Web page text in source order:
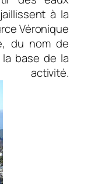
à la
Véronique
du nom de
la base de la